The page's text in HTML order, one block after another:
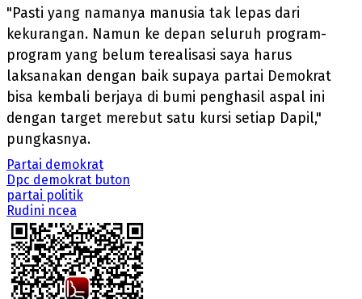
"Pasti yang namanya manusia tak lepas dari
kekurangan. Namun ke depan seluruh program-
program yang belum terealisasi saya harus
laksanakan dengan baik supaya partai Demokrat
bisa kembali berjaya di bumi penghasil aspal ini
dengan target merebut satu kursi setiap Dapil,"
pungkasnya.
Partai demokrat
Dpc demokrat buton
partai politik
Rudini ncea